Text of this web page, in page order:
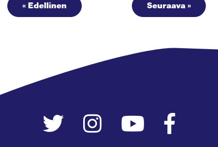
Seuraava »
« Edellinen